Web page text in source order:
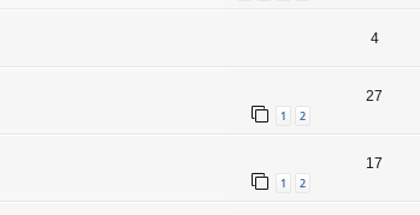
4
1 2
27
1 2
17